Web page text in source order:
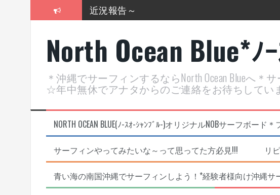
近況報告～
2025年もあざ～した！
近況報告ww
ヤッチマッターーーー！！！
North Ocean Blue*ﾉ
＊沖縄でサーフィンするならNorth Ocean Blueへ
☆年中無休でアナタからのご連絡をお待ちしてい
NORTH OCEAN BLUE(ﾉ-ｽｵ-ｼｬﾝﾌﾞﾙ-)オリジナルNOBサーフボード
サーフィンやってみたいな～って思ってた方必見!!! リピ
青い海の南国沖縄でサーフィンしよう！*経験者様向け沖縄サ